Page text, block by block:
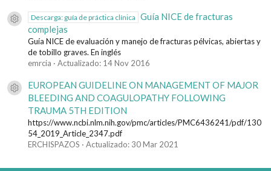
Icono del recurso
Descarga: guía de práctica clínica
Guía NICE de fracturas
complejas
Guía NICE de evaluación y manejo de fracturas pélvicas, abiertas y
de tobillo graves. En inglés
emrcia
Actualizado: 14 Nov 2016
Icono del recurso
EUROPEAN GUIDELINE ON MANAGEMENT OF MAJOR
BLEEDING AND COAGULOPATHY FOLLOWING
TRAUMA 5TH EDITION
https://www.ncbi.nlm.nih.gov/pmc/articles/PMC6436241/pdf/130
54_2019_Article_2347.pdf
ERCHISPAZOS
Actualizado: 30 Mar 2021